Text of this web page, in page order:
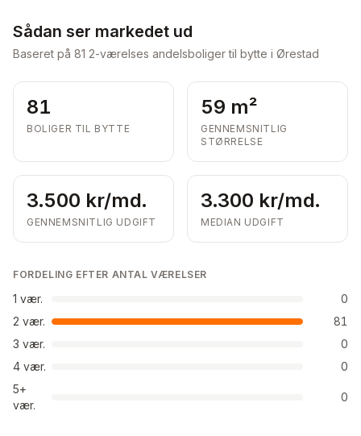
Sådan ser markedet ud
Baseret på 81 2-værelses andelsboliger til bytte i Ørestad
81
BOLIGER TIL BYTTE
59 m²
GENNEMSNITLIG
STØRRELSE
3.500 kr/md.
GENNEMSNITLIG UDGIFT
3.300 kr/md.
MEDIAN UDGIFT
FORDELING EFTER ANTAL VÆRELSER
1 vær.
0
2 vær.
81
3 vær.
0
4 vær.
0
5+
vær.
0